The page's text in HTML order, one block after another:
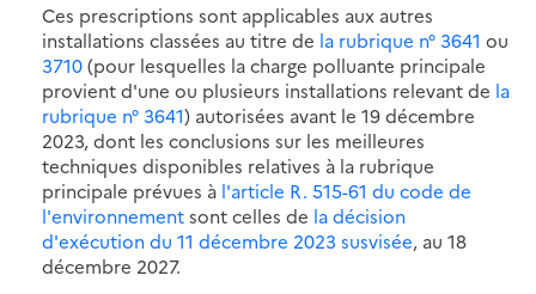
Ces prescriptions sont applicables aux autres
installations classées au titre de la rubrique n° 3641 ou
3710(pour lesquelles la charge polluante principale
provient d'une ou plusieurs installations relevant de la
rubrique n° 3641) autorisées avant le 19 décembre
2023, dont les conclusions sur les meilleures
techniques disponibles relatives à la rubrique
principale prévues à l'article R. 515-61 du code de
l'environnementsont celles de la décision
d'exécution du 11 décembre 2023 susvisée, au 18
décembre 2027.